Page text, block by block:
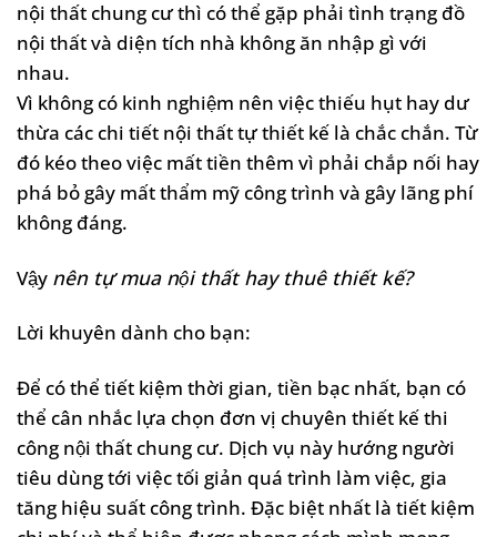
nội thất chung cư thì có thể gặp phải tình trạng đồ
nội thất và diện tích nhà không ăn nhập gì với
nhau.
Vì không có kinh nghiệm nên việc thiếu hụt hay dư
thừa các chi tiết nội thất tự thiết kế là chắc chắn. Từ
đó kéo theo việc mất tiền thêm vì phải chắp nối hay
phá bỏ gây mất thẩm mỹ công trình và gây lãng phí
không đáng.
Vậy nên tự mua nội thất hay thuê thiết kế?
Lời khuyên dành cho bạn:
Để có thể tiết kiệm thời gian, tiền bạc nhất, bạn có
thể cân nhắc lựa chọn đơn vị chuyên thiết kế thi
công nội thất chung cư. Dịch vụ này hướng người
tiêu dùng tới việc tối giản quá trình làm việc, gia
tăng hiệu suất công trình. Đặc biệt nhất là tiết kiệm